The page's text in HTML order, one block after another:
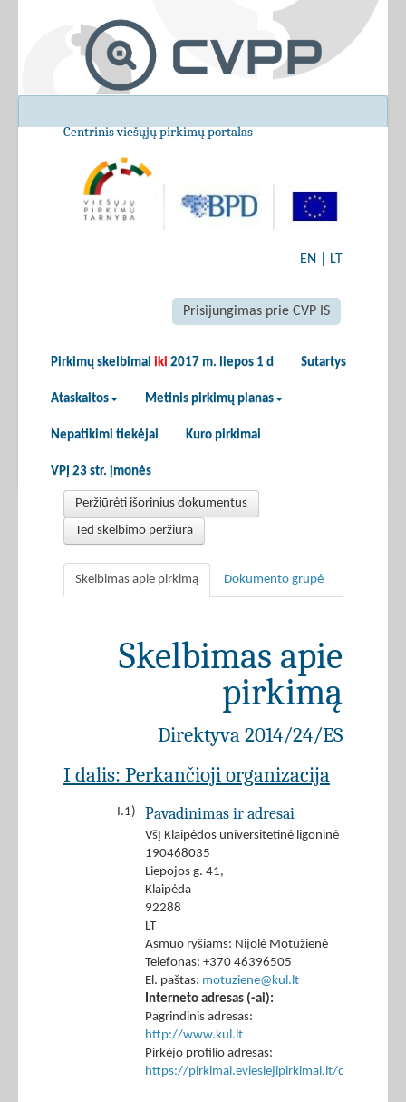
Centrinis viešųjų pirkimų portalas
EN LT
Prisijungimas prie CVP IS
Pirkimų skelbimai iki 2017 m. liepos 1 d Sutartys
Ataskaitos Metinis pirkimų planas
Nepatikimi tiekėjai Kuro pirkimai
VPĮ 23 str. įmonės
Peržiūrėti išorinius dokumentus
Ted skelbimo peržiūra
Skelbimas apie pirkimą Dokumento grupė
Skelbimas apie
pirkimą
Direktyva 2014/24/ES
I dalis: Perkančioji organizacija
I.1) Pavadinimas ir adresai
VšĮ Klaipėdos universitetinė ligoninė
190468035
Liepojos g. 41,
Klaipėda
92288
LT
Asmuo ryšiams: Nijolė Motužienė
Telefonas: +370 46396505
El. paštas: motuziene@kul.lt
Interneto adresas (-ai):
Pagrindinis adresas:
http://www.kul.lt
Pirkėjo profilio adresas:
https://pirkimai.eviesiejipirkimai.lt/ctm/